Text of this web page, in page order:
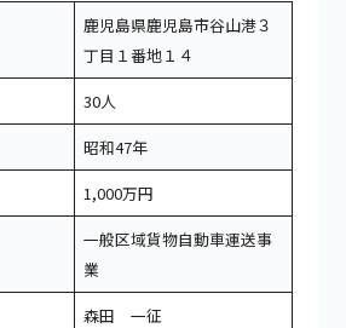
鹿児島県鹿児島市谷山港３
丁目１番地１４
30人
昭和47年
1,000万円
一般区域貨物自動車運送事
業
森田 一征